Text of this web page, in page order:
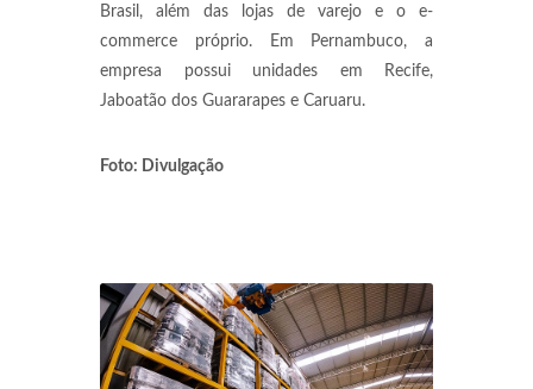
Brasil, além das lojas de varejo e o e-
commerce próprio. Em Pernambuco, a
empresa possui unidades em Recife,
Jaboatão dos Guararapes e Caruaru.
Foto: Divulgação